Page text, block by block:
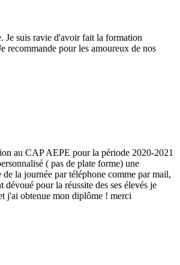
Je suis ravie d'avoir fait la formation
recommande pour les amoureux de nos
au CAP AEPE pour la période 2020-2021
( pas de plate forme) une
de la journée par téléphone comme par mail,
dévoué pour la réussite des ses élevés je
j'ai obtenue mon diplôme ! merci